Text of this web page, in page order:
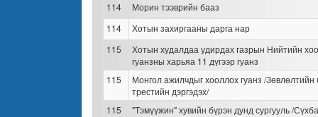
114
Морин тээврийн бааз
114
Хотын захиргааны дарга нар
115
Хотын худалдаа удирдах газрын Нийтийн
гуанзны харьяа 11 дүгээр гуанз
115
Монгол ажилчдыг хооллох гуанз /
трестийн дэргэдэх/
115
"Тэмүүжин" хувийн бүрэн дунд сургууль /